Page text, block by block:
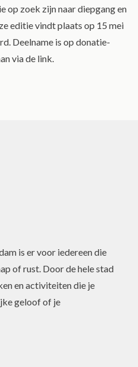
op zoek zijn naar diepgang en
editie vindt plaats op 15 mei
Deelname is op donatie-
via de link.
is er voor iedereen die
of rust. Door de hele stad
en activiteiten die je
geloof of je